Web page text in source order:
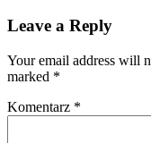
Leave a Reply
Your email address will
marked *
Komentarz *